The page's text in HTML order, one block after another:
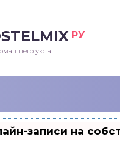
РУ
уюта
записи на